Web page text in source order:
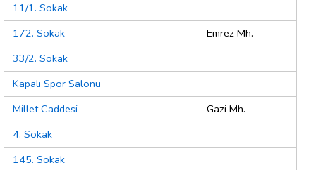
11/1. Sokak
172. Sokak
Emrez Mh.
33/2. Sokak
Kapalı Spor Salonu
Millet Caddesi
Gazi Mh.
4. Sokak
145. Sokak